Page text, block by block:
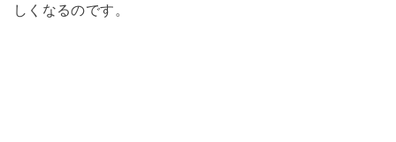
しくなるのです。